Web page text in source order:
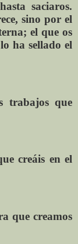
saciaros.
sino por el
el que os
ha sellado el
trabajos que
creáis en el
que creamos